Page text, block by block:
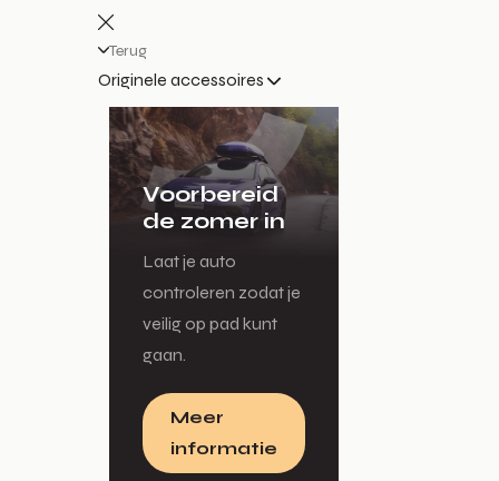
Terug
Originele accessoires
Voorbereid
de zomer in
Laat je auto
controleren zodat je
veilig op pad kunt
gaan.
Meer
informatie